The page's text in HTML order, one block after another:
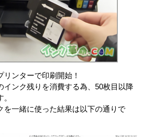
互換インク
ンターで印刷開始！
ンク残りを消費する為、50枚目以降
を一緒に使った結果は以下の通りで